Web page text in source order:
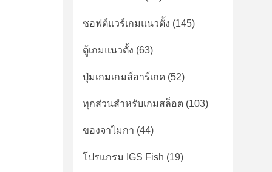
ซอฟต์แวร์เกมแนวตั้ง (145)
ตู้เกมแนวตั้ง (63)
ปุ่มเกมเกมส์อาร์เกด (52)
ทุกส่วนสำหรับเกมสล็อต (103)
ของจาไมกา (44)
โปรแกรม IGS Fish (19)